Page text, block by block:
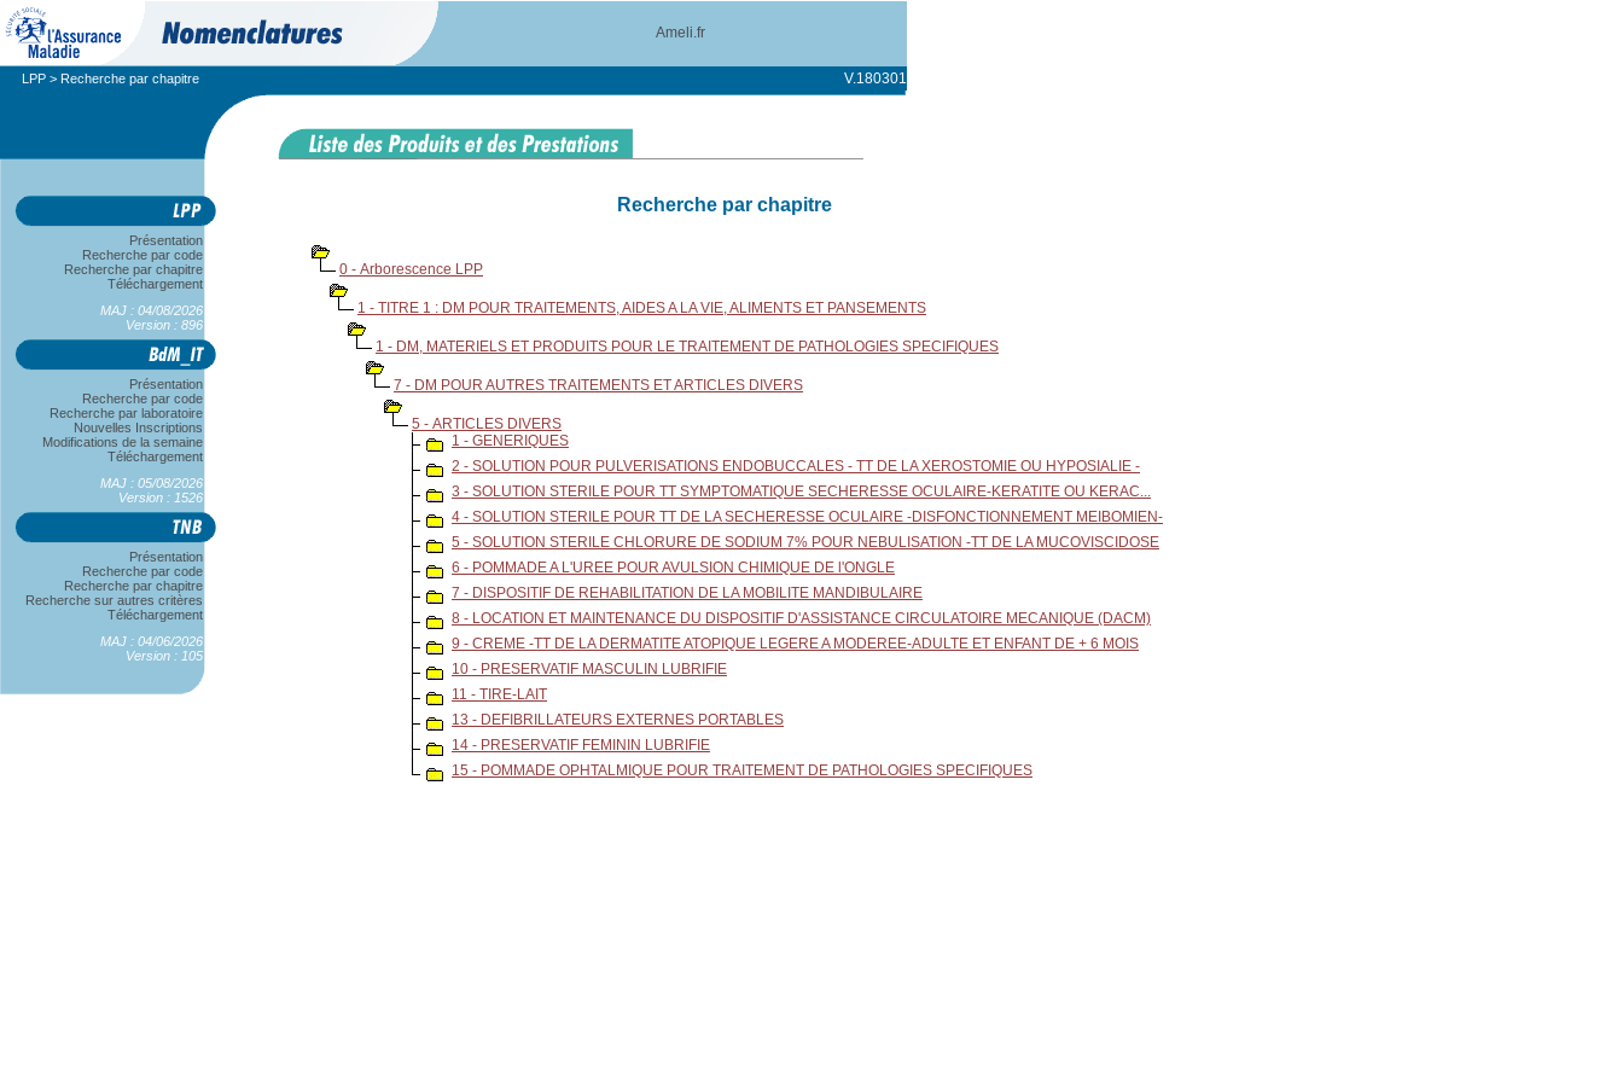
Ameli.fr
LPP > Recherche par chapitre V.180301
Présentation
Recherche par code
Recherche par chapitre
Téléchargement
MAJ : 04/08/2026
Version : 896
Présentation
Recherche par code
Recherche par laboratoire
Nouvelles Inscriptions
Modifications de la semaine
Téléchargement
MAJ : 05/08/2026
Version : 1526
Présentation
Recherche par code
Recherche par chapitre
Recherche sur autres critères
Téléchargement
MAJ : 04/06/2026
Version : 105
Recherche par chapitre
0 - Arborescence LPP
1 - TITRE 1 : DM POUR TRAITEMENTS, AIDES A LA VIE, ALIMENTS ET PANSEMENTS
1 - DM, MATERIELS ET PRODUITS POUR LE TRAITEMENT DE PATHOLOGIES SPECIFIQUES
7 - DM POUR AUTRES TRAITEMENTS ET ARTICLES DIVERS
5 - ARTICLES DIVERS
1 - GENERIQUES
2 - SOLUTION POUR PULVERISATIONS ENDOBUCCALES - TT DE LA XEROSTOMIE OU HYPOSIALIE -
3 - SOLUTION STERILE POUR TT SYMPTOMATIQUE SECHERESSE OCULAIRE-KERATITE OU KERAC...
4 - SOLUTION STERILE POUR TT DE LA SECHERESSE OCULAIRE -DISFONCTIONNEMENT MEIBOMIEN-
5 - SOLUTION STERILE CHLORURE DE SODIUM 7% POUR NEBULISATION -TT DE LA MUCOVISCIDOSE
6 - POMMADE A L'UREE POUR AVULSION CHIMIQUE DE l'ONGLE
7 - DISPOSITIF DE REHABILITATION DE LA MOBILITE MANDIBULAIRE
8 - LOCATION ET MAINTENANCE DU DISPOSITIF D'ASSISTANCE CIRCULATOIRE MECANIQUE (DACM)
9 - CREME -TT DE LA DERMATITE ATOPIQUE LEGERE A MODEREE-ADULTE ET ENFANT DE + 6 MOIS
10 - PRESERVATIF MASCULIN LUBRIFIE
11 - TIRE-LAIT
13 - DEFIBRILLATEURS EXTERNES PORTABLES
14 - PRESERVATIF FEMININ LUBRIFIE
15 - POMMADE OPHTALMIQUE POUR TRAITEMENT DE PATHOLOGIES SPECIFIQUES